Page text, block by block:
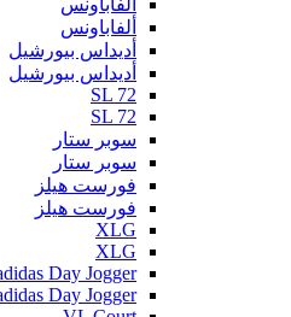
ألفاباونس
أديداس بيورشيل
أديداس بيورشيل
SL 72
SL 72
سوبر ستار
سوبر ستار
فورست هيلز
فورست هيلز
XLG
XLG
Day Jogger
Day Jogger